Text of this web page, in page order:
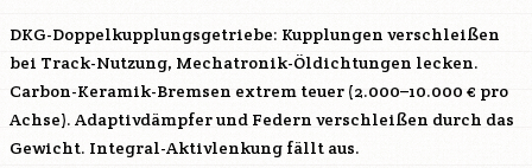
DKG-Doppelkupplungsgetriebe: Kupplungen verschleißen
bei Track-Nutzung, Mechatronik-Öldichtungen lecken.
Carbon-Keramik-Bremsen extrem teuer (2.000–10.000 € pro
Achse). Adaptivdämpfer und Federn verschleißen durch das
Gewicht. Integral-Aktivlenkung fällt aus.